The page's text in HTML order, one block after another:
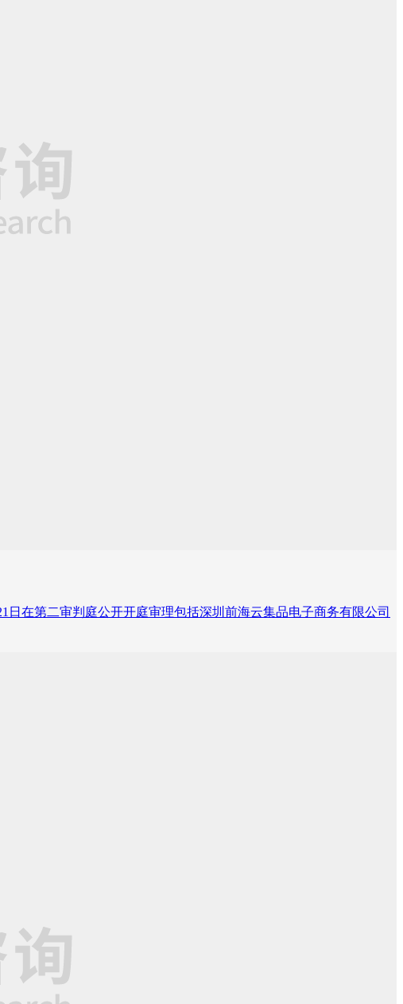
在第二审判庭公开开庭审理包括深圳前海云集品电子商务有限公司